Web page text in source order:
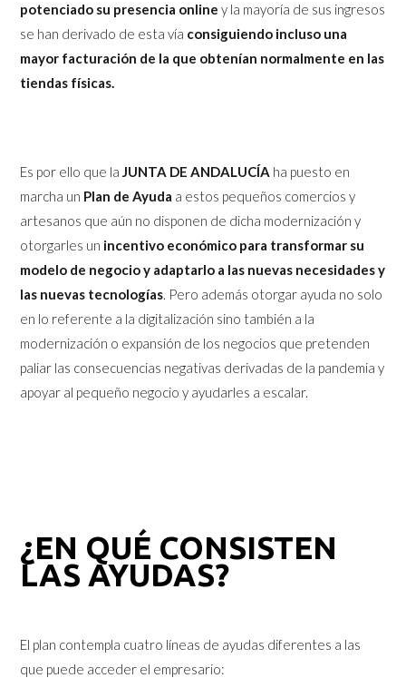
potenciado su presencia online y la mayoría de sus ingresos
se han derivado de esta vía consiguiendo incluso una
mayor facturación de la que obtenían normalmente en las
tiendas físicas.
Es por ello que laJUNTA DE ANDALUCÍA ha puesto en
marcha un Plan de Ayuda a estos pequeños comercios y
artesanos que aún no disponen de dicha modernización y
otorgarles un incentivo económico para transformar su
modelo de negocio y adaptarlo a las nuevas necesidades y
las nuevas tecnologías. Pero además otorgar ayuda no solo
en lo referente a la digitalización sino también a la
modernización o expansión de los negocios que pretenden
paliar las consecuencias negativas derivadas de la pandemia y
apoyar al pequeño negocio y ayudarles a escalar.
¿EN QUÉ CONSISTEN
LAS AYUDAS?
El plan contempla cuatro líneas de ayudas diferentes a las
que puede acceder el empresario: